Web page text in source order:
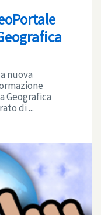
nuova
Geografica
di ...